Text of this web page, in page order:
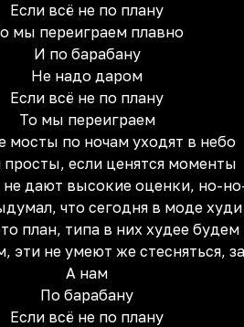
Если всё не по плану
мы переиграем плавно
И по барабану
Не надо даром
Если всё не по плану
То мы переиграем
мосты по ночам уходят в небо
просты, если ценятся моменты
дают высокие оценки, но-
что сегодня в моде худи
план, типа в них худее будем
эти не умеют же стесняться,
А нам
По барабану
Если всё не по плану